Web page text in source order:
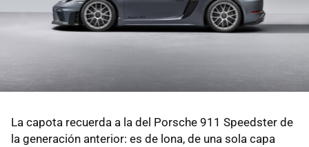
La capota recuerda a la del Porsche 911 Speedster de
la generación anterior: es de lona, de una sola capa